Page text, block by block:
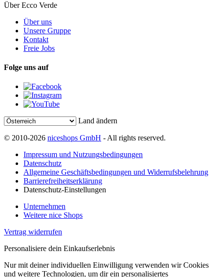
Über Ecco Verde
Über uns
Unsere Gruppe
Kontakt
Freie Jobs
Folge uns auf
Land ändern
© 2010-2026 niceshops GmbH - All rights reserved.
Impressum und Nutzungsbedingungen
Datenschutz
Allgemeine Geschäftsbedingungen und Widerrufsbelehrung
Barrierefreiheitserklärung
Datenschutz-Einstellungen
Unternehmen
Weitere nice Shops
Vertrag widerrufen
Personalisiere dein Einkaufserlebnis
Nur mit deiner individuellen Einwilligung verwenden wir Cookies
und weitere Technologien, um dir ein personalisiertes